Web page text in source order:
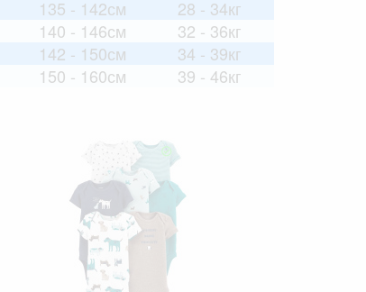
135 - 142см
28 - 34кг
140 - 146см
32 - 36кг
142 - 150см
34 - 39кг
150 - 160см 39 - 46кг